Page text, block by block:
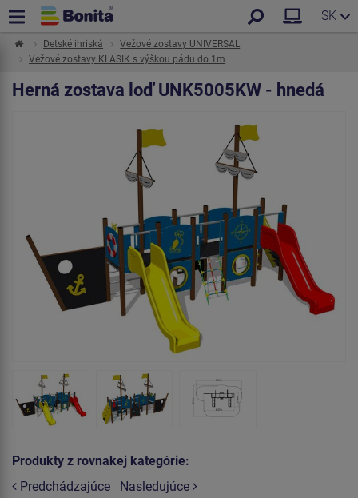
SK
Detské ihriská
Vežové zostavy UNIVERSAL
Vežové zostavy KLASIK s výškou pádu do 1m
Herná zostava loď UNK5005KW - hnedá
Produkty z rovnakej kategórie:
Predchádzajúce
Nasledujúce